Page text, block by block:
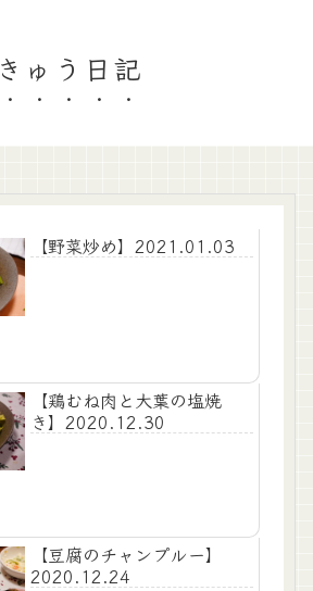
きゅう日記
【野菜炒め】2021.01.03
【鶏むね肉と大葉の塩焼
き】2020.12.30
【豆腐のチャンプルー】
2020.12.24